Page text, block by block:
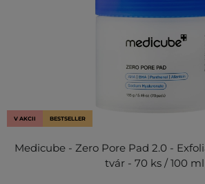
V AKCII BESTSELLER
Medicube - Zero Pore Pad 2.0 -
tvár - 70 ks / 100 ml